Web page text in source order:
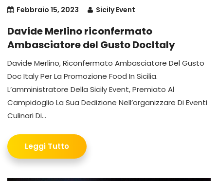
Febbraio 15, 2023 Sicily Event
Davide Merlino riconfermato
Ambasciatore del Gusto DocItaly
Davide Merlino, Riconfermato Ambasciatore Del Gusto
Doc Italy Per La Promozione Food In Sicilia.
L’amministratore Della Sicily Event, Premiato Al
Campidoglio La Sua Dedizione Nell’organizzare Di Eventi
Culinari Di...
Leggi Tutto